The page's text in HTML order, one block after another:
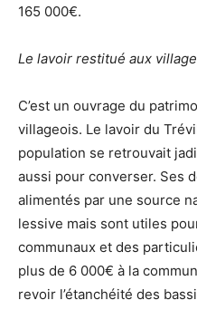
165 000€.
Le lavoir restitué aux
C’est un ouvrage du
villageois. Le lavoir du
population se retrouvait
aussi pour converser. Ses
alimentés par une source
lessive mais sont utiles
communaux et des
plus de 6 000€ à la
revoir l’étanchéité des